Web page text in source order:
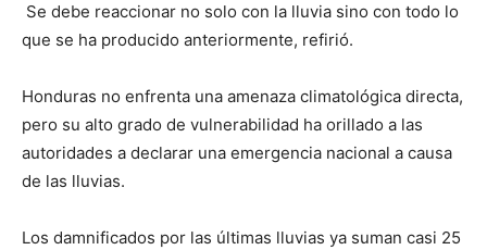
Se debe reaccionar no solo con la lluvia sino con todo lo
que se ha producido anteriormente, refirió.
Honduras no enfrenta una amenaza climatológica directa,
pero su alto grado de vulnerabilidad ha orillado a las
autoridades a declarar una emergencia nacional a causa
de las lluvias.
Los damnificados por las últimas lluvias ya suman casi 25